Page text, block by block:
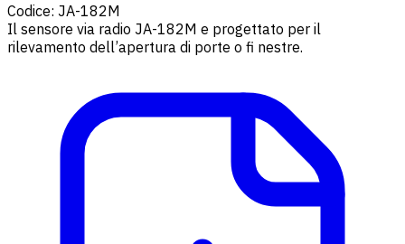
Codice: JA-182M
Il sensore via radio JA-182M e progettato per il
rilevamento dell’apertura di porte o fi nestre.